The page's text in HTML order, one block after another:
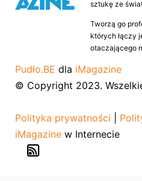
sztukę ze
Tworzą go
których łączy
otaczającego
Pudło.BE dla iMagazine
© Copyright 2023.
Polityka prywatności
iMagazine w Internecie